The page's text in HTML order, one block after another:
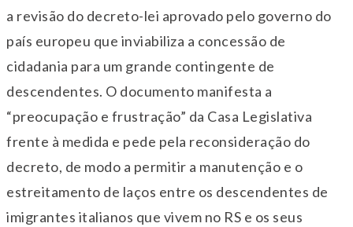
a revisão do decreto-lei aprovado pelo governo do
país europeu que inviabiliza a concessão de
cidadania para um grande contingente de
descendentes. O documento manifesta a
“preocupação e frustração” da Casa Legislativa
frente à medida e pede pela reconsideração do
decreto, de modo a permitir a manutenção e o
estreitamento de laços entre os descendentes de
imigrantes italianos que vivem no RS e os seus